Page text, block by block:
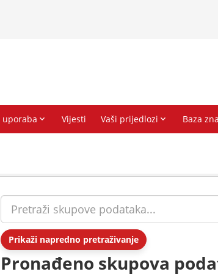
Prikaži napredno pretraživanje
Pronađeno skupova